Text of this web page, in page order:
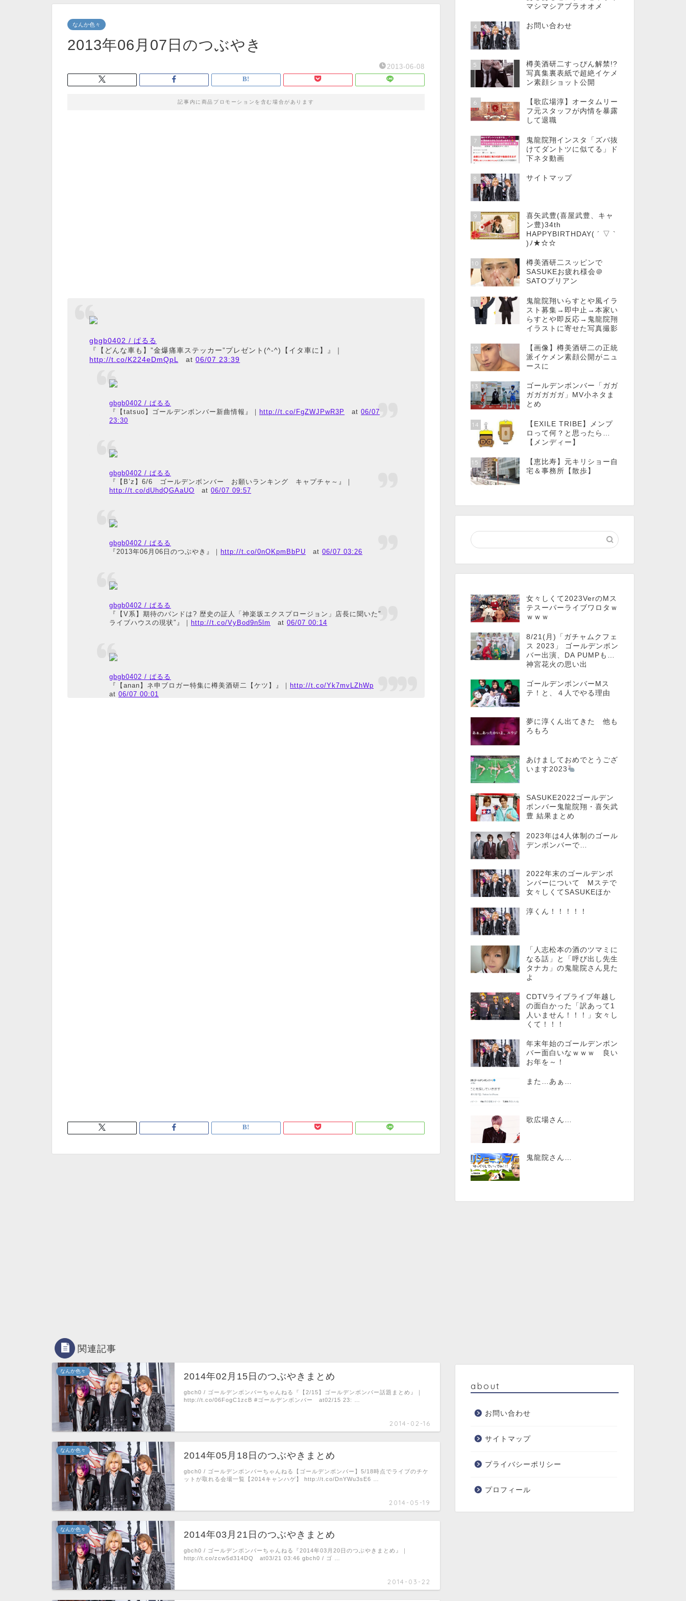
なんか色々
2013年06月07日のつぶやき
2013-06-08
記事内に商品プロモーションを含む場合があります
gbgb0402 / ぱるる
『【どんな車も】”金爆痛車ステッカー”プレゼント(^-^)【イタ車に】』｜
http://t.co/K224eDmQpL
at06/07 23:39
gbgb0402 / ぱるる
『【tatsuo】ゴールデンボンバー新曲情報』｜ http://t.co/FgZWJPwR3P at06/07
23:30
gbgb0402 / ぱるる
『【B’z】6/6 ゴールデンボンバー お願いランキング キャプチャ～』｜
http://t.co/dUhdQGAaUO at06/07 09:57
gbgb0402 / ぱるる
『2013年06月06日のつぶやき』｜ http://t.co/0nOKpmBbPU at06/07 03:26
gbgb0402 / ぱるる
『【V系】期待のバンドは? 歴史の証人「神楽坂エクスプロージョン」店長に聞いた″
ライブハウスの現状″』｜ http://t.co/VyBod9n5lm at06/07 00:14
gbgb0402 / ぱるる
『【anan】ネ申ブロガー特集に樽美酒研二【ケツ】』｜ http://t.co/Yk7mvLZhWp
at06/07 00:01
関連記事
なんか色々
2014年02月15日のつぶやきまとめ
2014-02-16
gbch0 / ゴールデンボンバーちゃんねる『【2/15】ゴールデンボンバー話題まとめ』｜
http://t.co/06FogC1zcB #ゴールデンボンバー at02/15 23: …
なんか色々
2014年05月18日のつぶやきまとめ
2014-05-19
gbch0 / ゴールデンボンバーちゃんねる【ゴールデンボンバー】5/18時点でライブのチケ
ットが取れる会場一覧【2014キャンハゲ】 http://t.co/DnYWu3sE6 …
なんか色々
2014年03月21日のつぶやきまとめ
2014-03-22
gbch0 / ゴールデンボンバーちゃんねる『2014年03月20日のつぶやきまとめ』｜
http://t.co/zcw5d314DQ at03/21 03:46 gbch0 / ゴ …
マシマシアブラオオメ
4 お問い合わせ
5
樽美酒研二すっぴん解禁!?
写真集裏表紙で超絶イケメ
ン素顔ショット公開
6
【歌広場淳】オータムリー
フ元スタッフが内情を暴露
して退職
7
鬼龍院翔インスタ「ズバ抜
けてダントツに似てる」ド
下ネタ動画
8 サイトマップ
9
喜矢武豊(喜屋武豊、キャ
ン豊)34th
HAPPYBIRTHDAY( ´ ▽ `
)ﾉ★☆☆
10
樽美酒研二スッピンで
SASUKEお疲れ様会＠
SATOブリアン
11
鬼龍院翔いらすとや風イラ
スト募集→即中止→本家い
らすとや即反応→鬼龍院翔
イラストに寄せた写真撮影
12
【画像】樽美酒研二の正統
派イケメン素顔公開がニュ
ースに
13
ゴールデンボンバー「ガガ
ガガガガガ」MV小ネタま
とめ
14
【EXILE TRIBE】メンプ
ロって何？と思ったら…
【メンディー】
15
【恵比寿】元キリショー自
宅＆事務所【散歩】
女々しくて2023VerのMス
テスーパーライブワロタｗ
ｗｗｗ
8/21(月)「ガチャムクフェ
ス 2023」 ゴールデンボン
バー出演、DA PUMPも…
神宮花火の思い出
ゴールデンボンバーMス
テ！と、４人でやる理由
夢に淳くん出てきた 他も
ろもろ
あけましておめでとうござ
います2023
SASUKE2022ゴールデン
ボンバー鬼龍院翔・喜矢武
豊 結果まとめ
2023年は4人体制のゴール
デンボンバーで…
2022年末のゴールデンボ
ンバーについて Mステで
女々しくてSASUKEほか
淳くん！！！！！
「人志松本の酒のツマミに
なる話」と「呼び出し先生
タナカ」の鬼龍院さん見た
よ
CDTVライブライブ年越し
の面白かった「訳あって1
人いません！！！」女々し
くて！！！
年末年始のゴールデンボン
バー面白いなｗｗｗ 良い
お年を～！
また…あぁ…
歌広場さん…
鬼龍院さん…
about
お問い合わせ
サイトマップ
プライバシーポリシー
プロフィール